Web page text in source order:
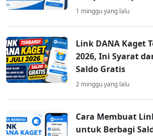
1 minggu yang lalu
Link DANA Kaget
2026, Ini Syarat
Saldo Gratis
2 minggu yang lalu
Cara Membuat
untuk Berbagi